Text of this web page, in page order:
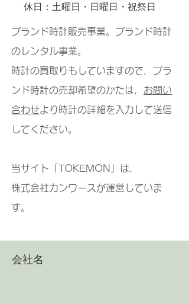
ブランド時計販売事業。ブランド時計
のレンタル事業。
時計の買取りもしていますので，ブラ
ンド時計の売却希望のかたは， お問い
合わせより時計の詳細を入力して送信
してください。
当サイト「TOKEMON」は，
株式会社カンワースが運営していま
す。
​休日：土曜日・日曜日・祝祭日
会社名